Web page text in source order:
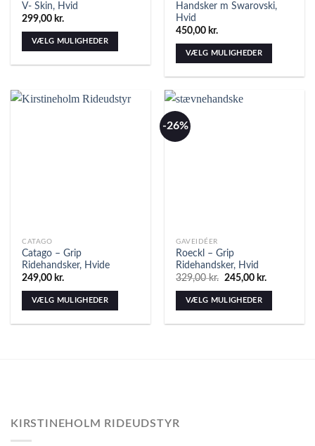
V- Skin, Hvid
299,00 kr.
VÆLG MULIGHEDER
Handsker m Swarovski,
Hvid
450,00 kr.
VÆLG MULIGHEDER
CATAGO
Catago – Grip
Ridehandsker, Hvide
249,00 kr.
VÆLG MULIGHEDER
-26%
GAVEIDÉER
Roeckl – Grip
Ridehandsker, Hvid
329,00kr. 245,00 kr.
VÆLG MULIGHEDER
KIRSTINEHOLM RIDEUDSTYR